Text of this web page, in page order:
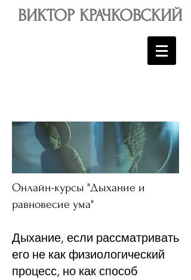
ВИКТОР КРАЧКОВСКИЙ
Онлайн-курсы "Дыхание и
равновесие ума"
Дыхание, если рассматривать
его не как физиологический
процесс, но как способ